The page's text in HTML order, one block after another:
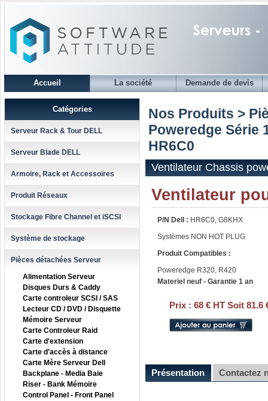
Accueil La société Demande de devis
Catégories
Serveur Rack & Tour DELL
Serveur Blade DELL
Armoire, Rack et Accessoires
Produit Réseaux
Stockage Fibre Channel et iSCSI
Système de stockage
Pièces détachées Serveur
Alimentation Serveur
Disques Durs & Caddy
Carte controleur SCSI / SAS
Lecteur CD / DVD / Disquette
Mémoire Serveur
Carte Controleur Raid
Carte d'extension
Carte d'accès à distance
Carte Mère Serveur Dell
Backplane - Media Baie
Riser - Bank Mémoire
Control Panel - Front Panel
Nos Produits >
Poweredge Série
HR6C0
Ventilateur Chassis
Ventilateur
P/N Dell : HR6C0, G8KHX
Systèmes NON HOT PLUG
Produit Compatibles :
Poweredge R320, R420
Materiel neuf - Garantie 1 an
Prix : 68 € HT Soit 81.6
Présentation Contactez